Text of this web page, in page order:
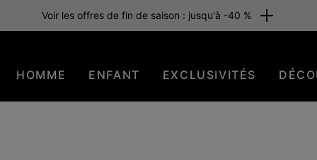
Voir les offres de fin de saison : jusqu'à -40 %
HOMME ENFANT EXCLUSIVITÉS